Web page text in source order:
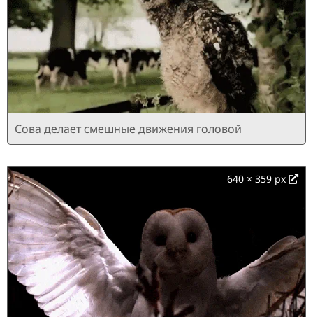
Сова делает смешные движения головой
640 × 359 px